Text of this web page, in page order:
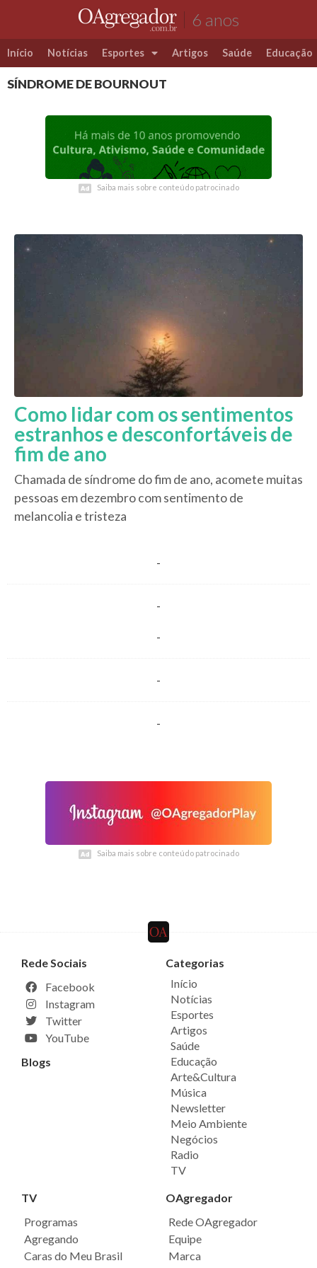
6 anos
Início Notícias Esportes
Futebol
Artigos Saúde Educação
SÍNDROME DE BOURNOUT
Saiba mais sobre conteúdo patrocinado
Saiba mais sobre conteúdo patrocinado
Como lidar com os sentimentos
estranhos e desconfortáveis de
fim de ano
Chamada de síndrome do fim de ano, acomete muitas
pessoas em dezembro com sentimento de
melancolia e tristeza
-
-
-
-
-
Saiba mais sobre conteúdo patrocinado
Saiba mais sobre conteúdo patrocinado
Rede Sociais
Facebook
Instagram
Twitter
YouTube
Blogs
Categorias
Início
Notícias
Esportes
Artigos
Saúde
Educação
Arte&Cultura
Música
Newsletter
Meio Ambiente
Negócios
Radio
TV
TV
Programas
Agregando
Caras do Meu Brasil
OAgregador
Rede OAgregador
Equipe
Marca